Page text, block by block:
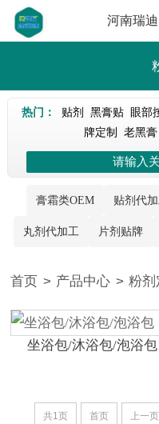
河南瑞
热门： 贴剂 黑膏贴 眼部
牌定制
老黑膏
膏霜类OEM 贴剂代加
丸剂代加工 片剂贴牌
首页 > 产品中心 > 粉剂
坐浴包/沐浴包/泡浴包
共1页 首页 上一页